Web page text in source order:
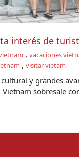
interés de
, vacaciones
, visitar vietam
y grandes
sobresale